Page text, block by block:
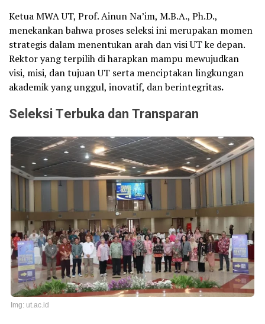
Ketua MWA UT, Prof. Ainun Na’im, M.B.A., Ph.D.,
menekankan bahwa proses seleksi ini merupakan momen
strategis dalam menentukan arah dan visi UT ke depan.
Rektor yang terpilih di harapkan mampu mewujudkan
visi, misi, dan tujuan UT serta menciptakan lingkungan
akademik yang unggul, inovatif, dan berintegritas.
Seleksi Terbuka dan Transparan
Img: ut.ac.id